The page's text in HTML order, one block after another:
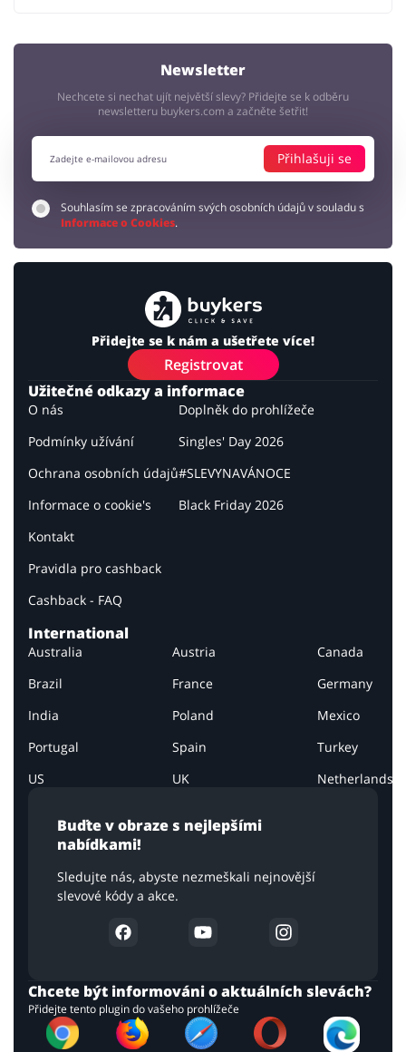
Newsletter
Nechcete si nechat ujít největší slevy? Přidejte se k odběru
newsletteru buykers.com a začněte šetřit!
Přihlašuji se
Souhlasím se zpracováním svých osobních údajů v souladu s
Informace o Cookies.
Přidejte se k nám a ušetřete více!
Registrovat
Buďte v obraze s nejlepšími
nabídkami!
Sledujte nás, abyste nezmeškali nejnovější
slevové kódy a akce.
Užitečné odkazy a informace
O nás
Podmínky užívání
Ochrana osobních údajů
Informace o cookie's
Kontakt
Pravidla pro cashback
Cashback - FAQ
Doplněk do prohlížeče
Singles' Day 2026
#SLEVYNAVÁNOCE
Black Friday 2026
International
Australia Austria
Canada
Brazil
France
Germany
India
Poland
Mexico
Portugal
Spain
Turkey
US
UK Netherlands
Chcete být informováni o aktuálních slevách?
Přidejte tento plugin do vašeho prohlížeče